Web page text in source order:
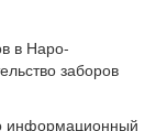
в Наро-
заборов
информационный